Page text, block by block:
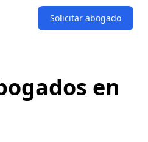
Solicitar abogado
en